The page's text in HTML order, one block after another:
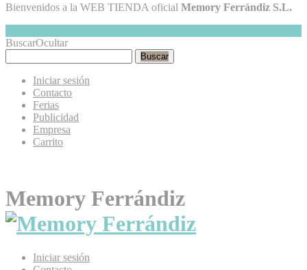
Bienvenidos a la WEB TIENDA oficial Memory Ferrándiz S.L.
BuscarOcultar
Buscar
Iniciar sesión
Contacto
Ferias
Publicidad
Empresa
Carrito
Memory Ferrándiz
Iniciar sesión